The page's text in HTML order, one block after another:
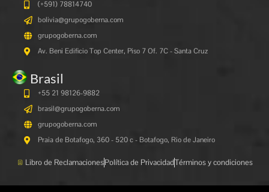
(+591) 78814740
bolivia@grupogoberna.com
grupogoberna.com
Av. Beni Edificio Top Center, Piso 7 Of. 7C - Santa Cruz
Brasil
+55 21 98126-9882
brasil@grupogoberna.com
grupogoberna.com
Praia de Botafogo, 360 - 520 c - Botafogo, Rio de Janeiro
Libro de ReclamacionesPolítica de PrivacidadTérminos y condiciones